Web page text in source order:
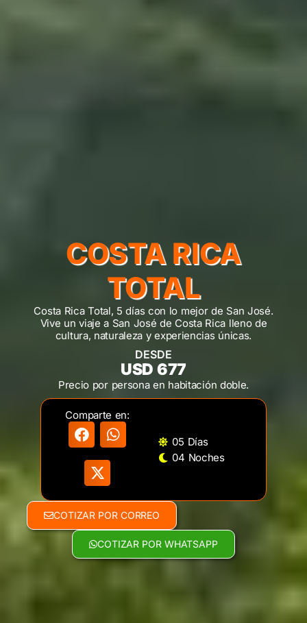
COSTA RICA
TOTAL
Costa Rica Total, 5 días con lo mejor de San José.
Vive un viaje a San José de Costa Rica lleno de
cultura, naturaleza y experiencias únicas.
DESDE
USD 677
Precio por persona en habitación doble.
Comparte en:
05 Días
04 Noches
COTIZAR POR CORREO
COTIZAR POR WHATSAPP